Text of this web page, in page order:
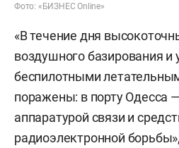
Фото: «БИЗНЕС Online»
«В течение дня
воздушного базирования
беспилотными
поражены: в порту Одесса
аппаратурой связи и
радиоэлектронной